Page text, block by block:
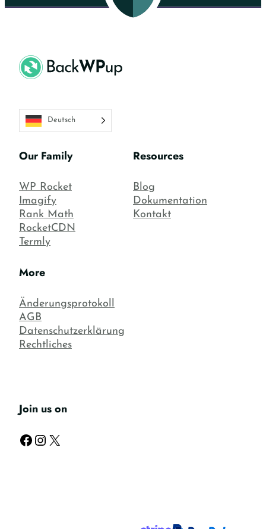
Deutsch
Our Family
WP Rocket
Imagify
Rank Math
RocketCDN
Termly
Resources
Blog
Dokumentation
Kontakt
More
Änderungsprotokoll
AGB
Datenschutzerklärung
Rechtliches
Join us on
Facebook Instagram X